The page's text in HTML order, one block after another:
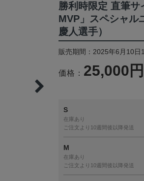
勝利時限定 直筆
MVP」スペシャル
慶人選手）
販売期間：2025年6月10
価格： 25,000円
S
在庫あり
ご注文より10週間後以降発送
M
在庫あり
ご注文より10週間後以降発送